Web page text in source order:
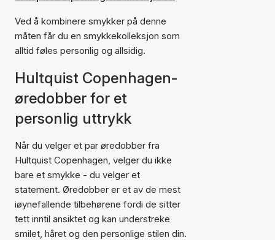
Ved å kombinere smykker på denne
måten får du en smykkekolleksjon som
alltid føles personlig og allsidig.
Hultquist Copenhagen-
øredobber for et
personlig uttrykk
Når du velger et par øredobber fra
Hultquist Copenhagen, velger du ikke
bare et smykke - du velger et
statement. Øredobber er et av de mest
iøynefallende tilbehørene fordi de sitter
tett inntil ansiktet og kan understreke
smilet, håret og den personlige stilen din.